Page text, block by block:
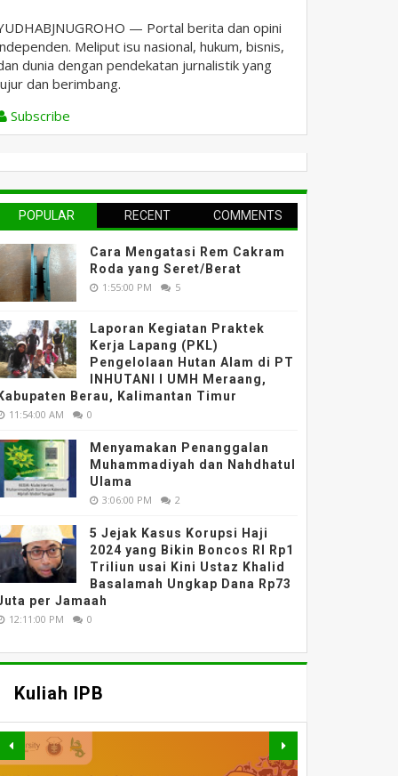
— Portal berita dan opini
Meliput isu nasional, hukum, bisnis,
dunia dengan pendekatan jurnalistik yang
dan berimbang.
Subscribe
POPULAR RECENT COMMENTS
Cara Mengatasi Rem Cakram
Roda yang Seret/Berat
1:55:00 PM 5
Laporan Kegiatan Praktek
Kerja Lapang (PKL)
Pengelolaan Hutan Alam di PT
INHUTANI I UMH Meraang,
Kabupaten Berau, Kalimantan Timur
11:54:00 AM 0
Menyamakan Penanggalan
Muhammadiyah dan Nahdhatul
Ulama
3:06:00 PM 2
5 Jejak Kasus Korupsi Haji
2024 yang Bikin Boncos RI Rp1
Triliun usai Kini Ustaz Khalid
Basalamah Ungkap Dana Rp73
per Jamaah
12:11:00 PM 0
Kuliah IPB